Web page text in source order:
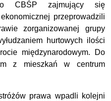
CBŚP zajmujący się
przeprowadzili
zorganizowanej grupy
hurtowych ilości
międzynarodowym. Do
z mieszkań w centrum
prawa wpadli kolejni